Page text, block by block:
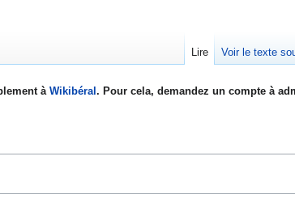
àWikibéral . Pour cela, demandez un compte à
Lire Voir le texte